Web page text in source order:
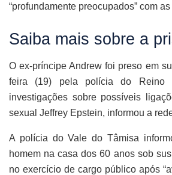
“profundamente preocupados” com
Saiba mais sobre a
O ex-príncipe Andrew foi preso em
feira (19) pela polícia do Reino
investigações sobre possíveis
sexual Jeffrey Epstein, informou a
A polícia do Vale do Tâmisa
homem na casa dos 60 anos sob
no exercício de cargo público após